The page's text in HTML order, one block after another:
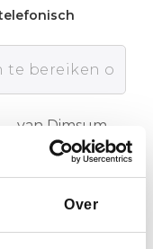
Over
van Dimsum
Reizen